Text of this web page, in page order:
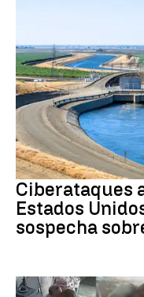
Guerra Irán
Ciberataques
Estados
sospecha